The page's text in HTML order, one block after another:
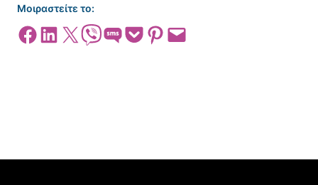
Μοιραστείτε το:
Share on Facebook
Share on LinkedIn
Share on X Share on ViberShare on SMSShare on Pocket
Share on Pinterest
Email this Page